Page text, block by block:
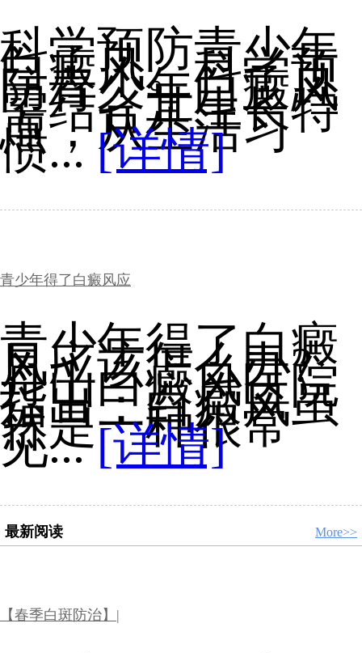
科学预防青少年
白癜风。科学预
防青少年白癜风
需结合其生长特
点，从生活习
惯...[详情]
青少年得了白癜风应
青少年得了白癜
风应该怎么办?
舟山白癜风医院
指出：白癜风虽
然是一种很常
见...[详情]
最新阅读 More>>
【春季白斑防治】|